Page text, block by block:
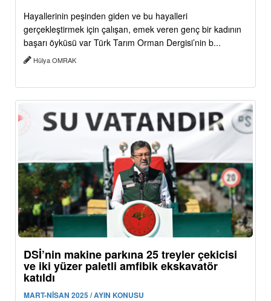
Hayallerinin peşinden giden ve bu hayalleri
gerçekleştirmek için çalışan, emek veren genç bir kadının
başarı öyküsü var Türk Tarım Orman Dergisi’nin b...
Hülya OMRAK
DSİ’nin makine parkına 25 treyler çekicisi
ve iki yüzer paletli amfibik ekskavatör
katıldı
MART-NİSAN 2025 / AYIN KONUSU